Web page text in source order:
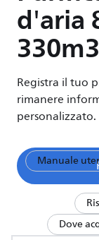
d'aria
Registra il tuo
rimanere
personalizzato.
Manuale
Dove